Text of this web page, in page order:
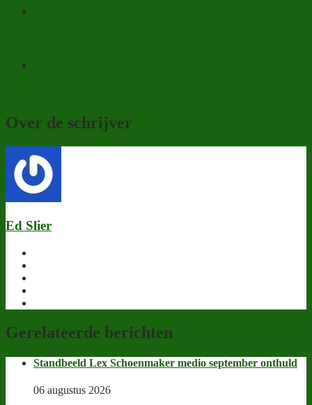
Over de schrijver
Ed Slier
Gerelateerde berichten
Standbeeld Lex Schoenmaker medio september onthuld
06 augustus 2026